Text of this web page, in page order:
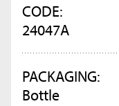
CODE:
24047A
PACKAGING:
Bottle